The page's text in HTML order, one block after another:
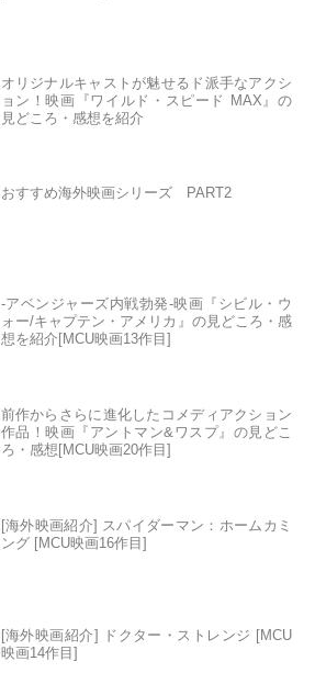
オリジナルキャストが魅せるド派手なアクシ
ョン！映画『ワイルド・スピード MAX』の
見どころ・感想を紹介
おすすめ海外映画シリーズ PART2
-アベンジャーズ内戦勃発-映画『シビル・ウ
ォー/キャプテン・アメリカ』の見どころ・感
想を紹介[MCU映画13作目]
前作からさらに進化したコメディアクション
作品！映画『アントマン&ワスプ』の見どこ
ろ・感想[MCU映画20作目]
[海外映画紹介] スパイダーマン：ホームカミ
ング [MCU映画16作目]
[海外映画紹介] ドクター・ストレンジ [MCU
映画14作目]